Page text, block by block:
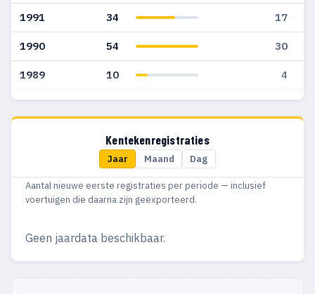
1991 34 17
1990 54 30
1989 10 4
1988 18 7
46
1985 40
Kentekenregistraties
Jaar Maand Dag
Aantal nieuwe eerste registraties per periode — inclusief
voertuigen die daarna zijn geëxporteerd.
Geen jaardata beschikbaar.